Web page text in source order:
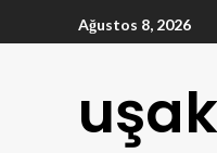
Ağustos 8, 2026